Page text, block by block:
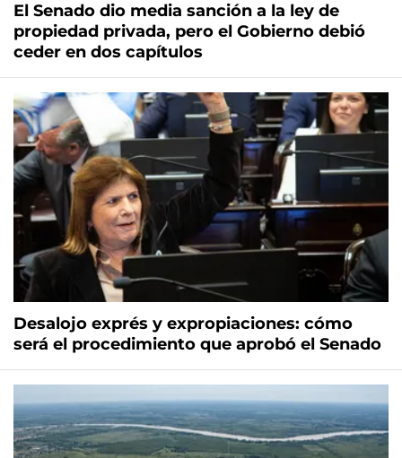
El Senado dio media sanción a la ley de
propiedad privada, pero el Gobierno debió
ceder en dos capítulos
Desalojo exprés y expropiaciones: cómo
será el procedimiento que aprobó el Senado